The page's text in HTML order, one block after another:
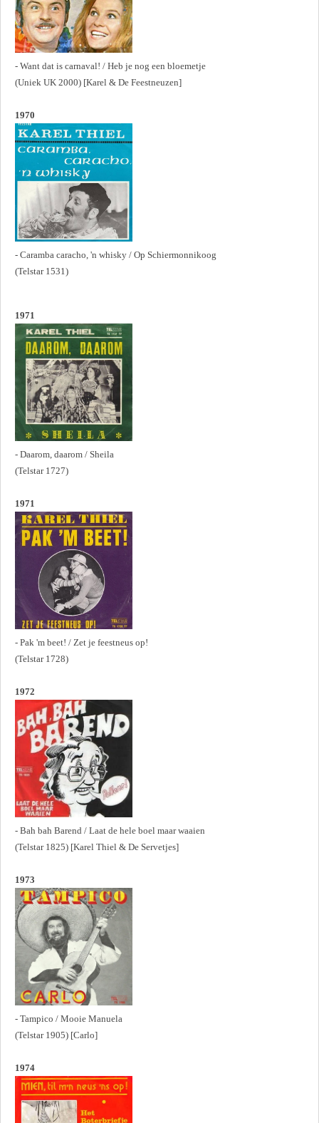
- Want dat is carnaval! / Heb je nog een bloemetje
(Uniek UK 2000) [Karel & De Feestneuzen]
1970
- Caramba caracho, 'n whisky / Op Schiermonnikoog
(Telstar 1531)
1971
- Daarom, daarom / Sheila
(Telstar 1727)
1971
- Pak 'm beet! / Zet je feestneus op!
(Telstar 1728)
1972
- Bah bah Barend / Laat de hele boel maar waaien
(Telstar 1825) [Karel Thiel & De Servetjes]
1973
- Tampico / Mooie Manuela
(Telstar 1905) [Carlo]
1974